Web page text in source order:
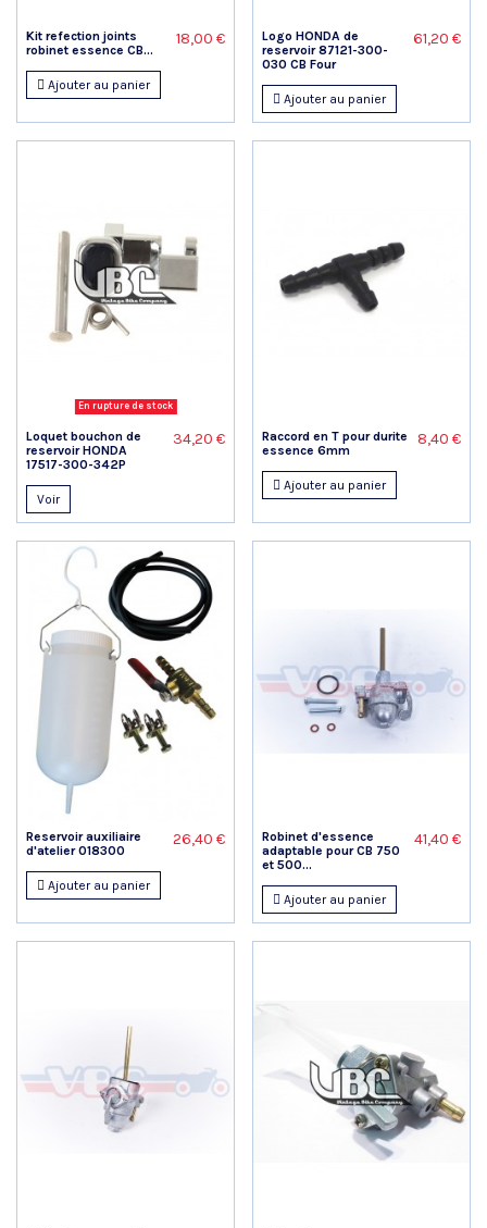
Kit refection joints
robinet essence CB...
18,00 €
Ajouter au panier
Logo HONDA de
reservoir 87121-300-
030 CB Four
61,20 €
Ajouter au panier
En rupture de stock
Loquet bouchon de
reservoir HONDA
17517-300-342P
34,20 €
Voir
Raccord en T pour durite
essence 6mm
8,40 €
Ajouter au panier
Reservoir auxiliaire
d'atelier 018300
26,40 €
Ajouter au panier
Robinet d'essence
adaptable pour CB 750
et 500...
41,40 €
Ajouter au panier